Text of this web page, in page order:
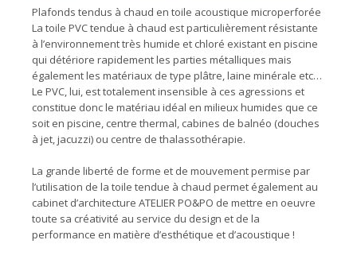
Plafonds tendus à chaud en toile acoustique microperforée
La toile PVC tendue à chaud estparticulièrement résistante
à l’environnement très humide et chloré existant en piscine
qui détériore rapidement les parties métalliques mais
également les matériaux de type plâtre, laine minérale etc…
Le PVC, lui, est totalement insensible à ces agressions et
constitue donc le matériau idéal en milieux humides que ce
soit en piscine, centre thermal, cabines de balnéo (douches
à jet, jacuzzi) ou centre de thalassothérapie.
La grande liberté de forme et de mouvement permise par
l’utilisation de la toile tendue à chaud permet également au
cabinet d’architecture ATELIER PO&PO de mettre en oeuvre
toute sa créativité au service du design et de la
performance en matière d’esthétique et d’acoustique !